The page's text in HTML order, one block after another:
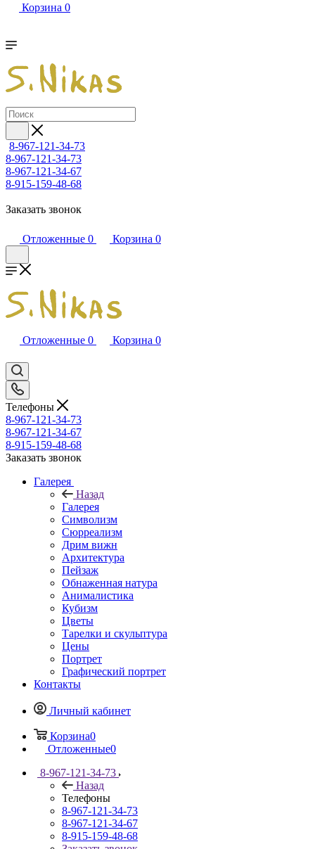
Корзина 0
8-967-121-34-73
8-967-121-34-73
8-967-121-34-67
8-915-159-48-68
Заказать звонок
Отложенные 0 Корзина 0
Отложенные 0 Корзина 0
Телефоны
8-967-121-34-73
8-967-121-34-67
8-915-159-48-68
Заказать звонок
Галерея
Назад
Галерея
Символизм
Сюрреализм
Дрим вижн
Архитектура
Пейзаж
Обнаженная натура
Анималистика
Кубизм
Цветы
Тарелки и скульптура
Цены
Портрет
Графический портрет
Контакты
Личный кабинет
Корзина0
Отложенные0
8-967-121-34-73
Назад
Телефоны
8-967-121-34-73
8-967-121-34-67
8-915-159-48-68